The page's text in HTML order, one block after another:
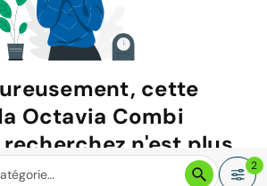
cette
Octavia Combi
n'est plus
disponible.
2